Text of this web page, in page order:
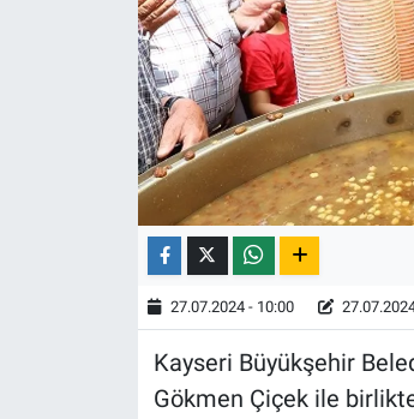
27.07.2024 - 10:00
Kayseri Büyükşehir
Gökmen Çiçek ile